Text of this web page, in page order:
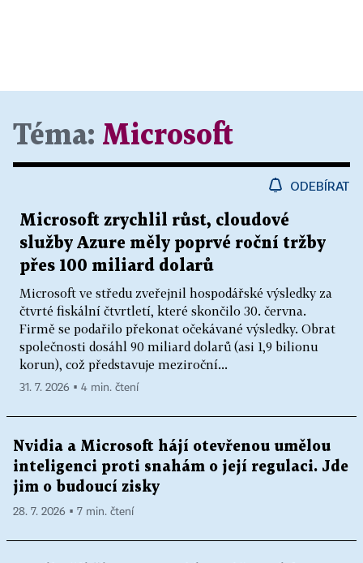
Téma: Microsoft
ODEBÍRAT
Microsoft zrychlil růst, cloudové
služby Azure měly poprvé roční tržby
přes 100 miliard dolarů
Microsoft ve středu zveřejnil hospodářské výsledky za
čtvrté fiskální čtvrtletí, které skončilo 30. června.
Firmě se podařilo překonat očekávané výsledky. Obrat
společnosti dosáhl 90 miliard dolarů (asi 1,9 bilionu
korun), což představuje meziroční...
31. 7. 2026 ▪ 4 min. čtení
Nvidia a Microsoft hájí otevřenou umělou
inteligenci proti snahám o její regulaci. Jde
jim o budoucí zisky
28. 7. 2026 ▪ 7 min. čtení